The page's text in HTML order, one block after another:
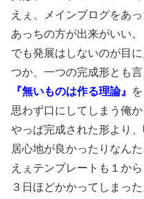
えぇ、メインブログをあ
あっちの方が出来がいい。
でも発展はしないのが目に
つか、一つの完成形とも言
『無いものは作る理論』
を
思わず口にしてしまう俺か
やっぱ完成された形より
居心地が良かったりなんた
えぇテンプレートも１か
３日ほどかかってしまった